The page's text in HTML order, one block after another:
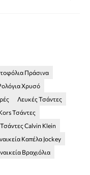
Πράσινα
Χρυσό
Λευκές Τσάντες
Τσάντες
Τσάντες Calvin Klein
Καπέλα Jockey
Βραχιόλια